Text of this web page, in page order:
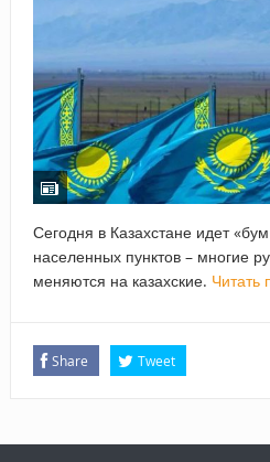
Сегодня в Казахстане идет
населенных пунктов – многие
меняются на казахские. Читать
Share Tweet